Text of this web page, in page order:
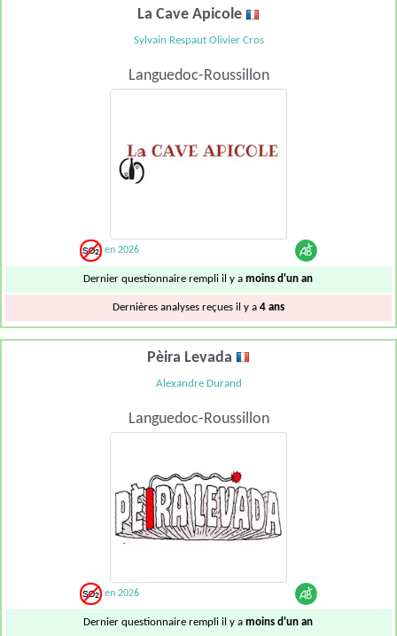
La Cave Apicole
Sylvain Respaut Olivier Cros
Languedoc-Roussillon
en 2026
Dernier questionnaire rempli il y amoins d'un an
Dernières analyses reçues il y a 4 ans
Pèira Levada
Alexandre Durand
Languedoc-Roussillon
en 2026
Dernier questionnaire rempli il y amoins d'un an